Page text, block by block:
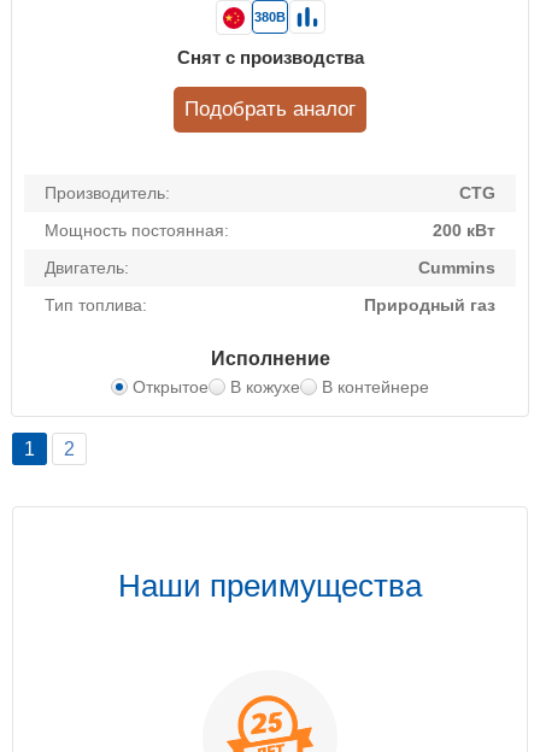
Производитель:
CTG
Мощность постоянная:
200 кВт
Двигатель:
Cummins
Тип топлива:
Природный газ
Исполнение
Открытое В кожухе В контейнере
380В
Снят с производства
Подобрать аналог
1 2
Наши преимущества